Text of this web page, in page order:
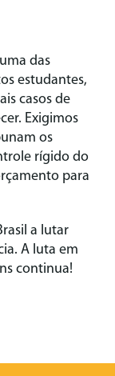
das
estudantes,
casos de
Exigimos
os
rígido do
para
a lutar
A luta em
continua!